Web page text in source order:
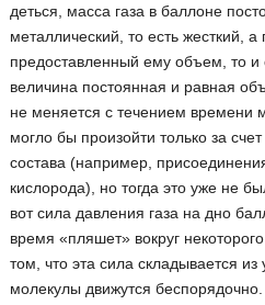
деться, масса газа в баллоне
металлический, то есть жесткий, а
предоставленный ему объем, то и
величина постоянная и равная
не меняется с течением
могло бы произойти только за
состава (например,
кислорода), но тогда это уже не
вот сила давления газа на дно
время «пляшет» вокруг
том, что эта сила складывается
молекулы движутся